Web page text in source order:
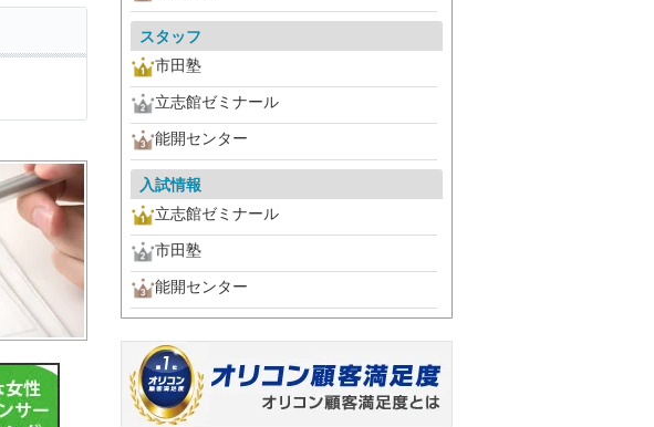
スタッフ
市田塾
立志館ゼミナール
能開センター
入試情報
立志館ゼミナール
市田塾
能開センター